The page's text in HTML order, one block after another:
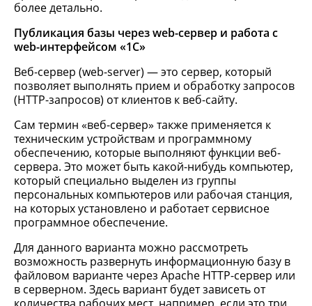
более детально.
Публикация базы через web-сервер и работа с
web-интерфейсом «1С»
Веб-сервер (web-server) — это сервер, который
позволяет выполнять прием и обработку запросов
(HTTP-запросов) от клиентов к веб-сайту.
Сам термин «веб-сервер» также применяется к
техническим устройствам и программному
обеспечению, которые выполняют функции веб-
сервера. Это может быть какой-нибудь компьютер,
который специально выделен из группы
персональных компьютеров или рабочая станция,
на которых установлено и работает сервисное
программное обеспечение.
Для данного варианта можно рассмотреть
возможность развернуть информационную базу в
файловом варианте через Apache HTTP-сервер или
в серверном. Здесь вариант будет зависеть от